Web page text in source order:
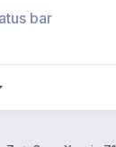
bar